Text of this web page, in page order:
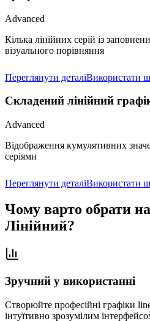
Advanced
Кілька лінійних серій із
візуального порівняння
Переглянути деталіВикористати
Складений лінійний
Advanced
Відображення кумулятивних
серіями
Переглянути деталіВикористати
Чому варто обрати
Лінійний?
Зручний у використанні
Створюйте професійні графіки
інтуїтивно зрозумілим